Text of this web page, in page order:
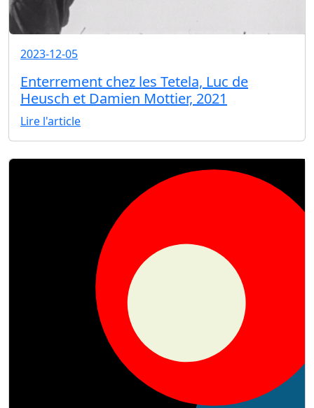
2023-12-05
Enterrement chez les Tetela, Luc de
Heusch et Damien Mottier, 2021
Lire l'article